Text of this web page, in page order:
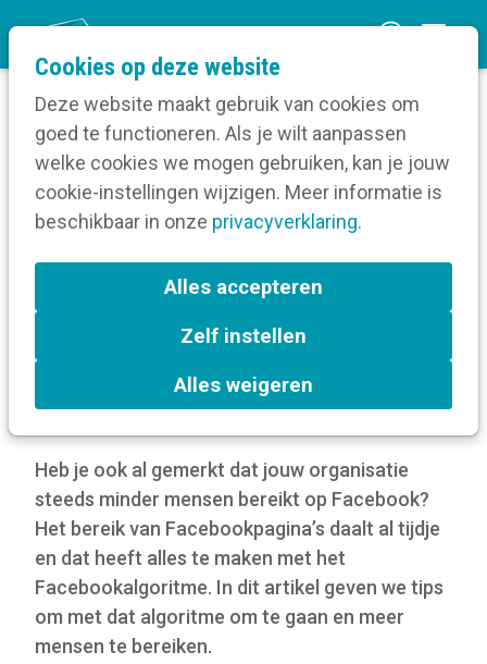
Cookies op deze website
Deze website maakt gebruik van cookies om
goed te functioneren. Als je wilt aanpassen
welke cookies we mogen gebruiken, kan je jouw
cookie-instellingen wijzigen. Meer informatie is
beschikbaar in onze privacyverklaring.
Alles accepteren
Zelf instellen
Alles weigeren
n
m
Home
Verruim je kennis
Digitale communicatie
Sociale media
Kanalen
Hoe bereik je meer
mensen op Facebook?
25 mei 2022 door Kortom
Heb je ook al gemerkt dat jouw organisatie
steeds minder mensen bereikt op Facebook?
Het bereik van Facebookpagina’s daalt al tijdje
en dat heeft alles te maken met het
Facebookalgoritme. In dit artikel geven we tips
om met dat algoritme om te gaan en meer
mensen te bereiken.